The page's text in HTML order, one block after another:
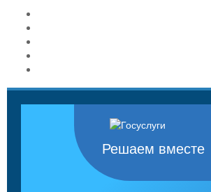
Решаем вместе